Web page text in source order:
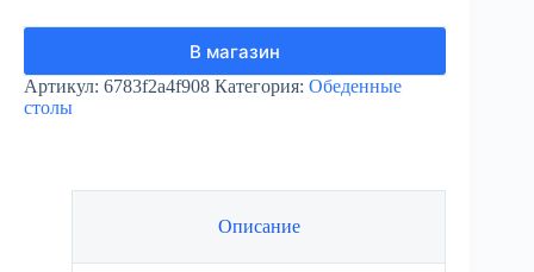
В магазин
Артикул: 6783f2a4f908 Категория: Обеденные
столы
Описание